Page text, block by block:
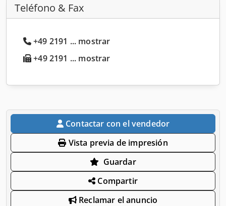
Teléfono & Fax
+49 2191 ... mostrar
+49 2191 ... mostrar
Contactar con el vendedor
Vista previa de impresión
Guardar
Compartir
Reclamar el anuncio